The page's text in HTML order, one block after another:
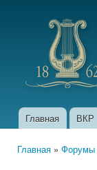
Главное меню
Главная ВКР
Главная » Форумы